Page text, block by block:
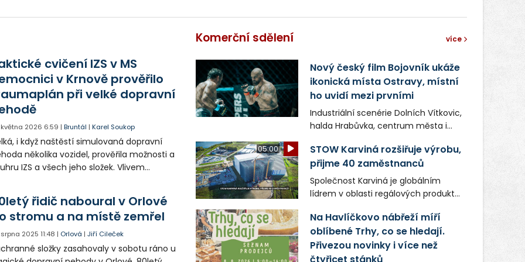
cvičení IZS v MS
v Krnově prověřilo
při velké dopravní
května 2026 6:59 |Bruntál |Karel Soukop
i když naštěstí simulovaná dopravní
několika vozidel, prověřila možnosti a
IZS a všech jeho složek. Vlivem
Heřminovy.
řidič naboural v Orlové
stromu a na místě zemřel
srpna 2025 11:48 | Orlová |Jiří Cileček
složky zasahovaly v sobotu ráno u
Komerční sdělení více
Nový český film Bojovník ukáže
ikonická místa Ostravy, místní
ho uvidí mezi prvními
Industriální scenérie Dolních Vítkovic,
halda Hrabůvka, centrum města i
v novém filmu Bojovník, který vstoupí
do kin už 13. srpna. Režiséři Vojtěch
Frič a Tomáš Dianiška si
moravskoslezskou metropoli
nevybrali náhodou – její syrová
atmosféra se stala přirozenou
součástí příběhu bývalého
boxerského šampiona Hoffa (Milan
Ondrík), jenž se po letech vrací do
05:00
STOW Karviná rozšiřuje výrobu,
přijme 40 zaměstnanců
Společnost Karviná je globálním
lídrem v oblasti regálových produktů
zaměstnavatelem na Karvinsku a
firmou s obrovským potenciálem.
Na Havlíčkovo nábřeží míří
oblíbené Trhy, co se hledají.
Přivezou novinky i více než
čtyřicet stánků